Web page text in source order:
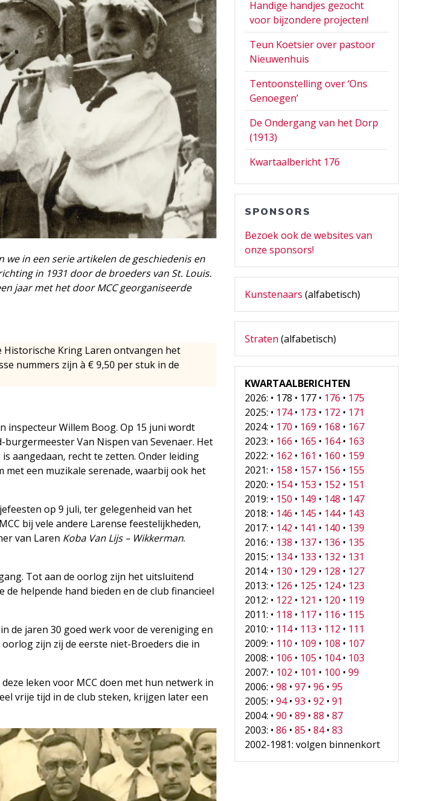
in een serie artikelen de geschiedenis en
in 1931 door de broeders van St. Louis.
jaar met het door MCC georganiseerde
Historische Kring Laren ontvangen het
nummers zijn à € 9,50 per stuk in de
inspecteur Willem Boog. Op 15 juni wordt
Van Nispen van Sevenaer. Het
aangedaan, recht te zetten. Onder leiding
een muzikale serenade, waarbij ook het
op 9 juli, ter gelegenheid van het
bij vele andere Larense feestelijkheden,
van Laren Koba Van Lijs – Wikkerman.
Tot aan de oorlog zijn het uitsluitend
de helpende hand bieden en de club financieel
de jaren 30 goed werk voor de vereniging en
zijn zij de eerste niet-Broeders die in
leken voor MCC doen met hun netwerk in
vrije tijd in de club steken, krijgen later een
Handige handjes gezocht
voor bijzondere projecten!
Teun Koetsier over pastoor
Nieuwenhuis
Tentoonstelling over ‘Ons
Genoegen’
De Ondergang van het Dorp
(1913)
Kwartaalbericht 176
SPONSORS
Bezoek ook de websites van
onze sponsors!
Kunstenaars (alfabetisch)
Straten (alfabetisch)
KWARTAALBERICHTEN
2026: • 178 • 177 • 176 • 175
2025: • 174• 173 • 172 • 171
2024: • 170 • 169 • 168 • 167
2023: • 166 • 165 • 164• 163
2022: • 162 • 161 • 160 • 159
2021: • 158 • 157 • 156 • 155
2020: • 154• 153 • 152 • 151
2019: • 150 • 149 • 148 • 147
2018: • 146 • 145 • 144• 143
2017: • 142 • 141 • 140 • 139
2016: • 138 • 137 • 136 • 135
2015: • 134• 133 • 132 • 131
2014: • 130 • 129 • 128 • 127
2013: • 126 • 125 • 124• 123
2012: • 122 • 121 • 120 • 119
2011: • 118 • 117 • 116 • 115
2010: • 114• 113 • 112 • 111
2009: • 110 • 109 • 108 • 107
2008: • 106 • 105 • 104• 103
2007: • 102 • 101 • 100 •99
2006: •98 •97 •96 •95
2005: •94•93 •92 •91
2004: •90 •89 •88 •87
2003: •86 •85 •84•83
2002-1981: volgen binnenkort